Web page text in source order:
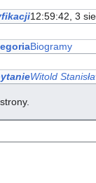
12:59:42, 3
Biogramy
Witold